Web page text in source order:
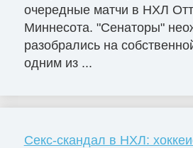
очередные матчи в НХЛ
Миннесота. "Сенаторы"
разобрались на
одним из ...
Секс-скандал в НХЛ: